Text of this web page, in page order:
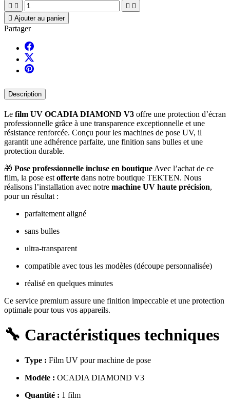
   
 Ajouter au panier
Partager
Description
Le film UV OCADIA DIAMOND V3 offre une protection d’écran
professionnelle grâce à une transparence exceptionnelle et une
résistance renforcée. Conçu pour les machines de pose UV, il
garantit une adhérence parfaite, une finition sans bulles et une
protection durable.
🎁 Pose professionnelle incluse en boutique Avec l’achat de ce
film, la pose est offerte dans notre boutique TEKTEN. Nous
réalisons l’installation avec notre machine UV haute précision,
pour un résultat :
parfaitement aligné
sans bulles
ultra‑transparent
compatible avec tous les modèles (découpe personnalisée)
réalisé en quelques minutes
Ce service premium assure une finition impeccable et une protection
optimale pour tous vos appareils.
🔧 Caractéristiques techniques
Type : Film UV pour machine de pose
Modèle : OCADIA DIAMOND V3
Quantité : 1 film